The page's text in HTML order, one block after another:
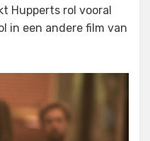
Hupperts rol vooral
in een andere film van